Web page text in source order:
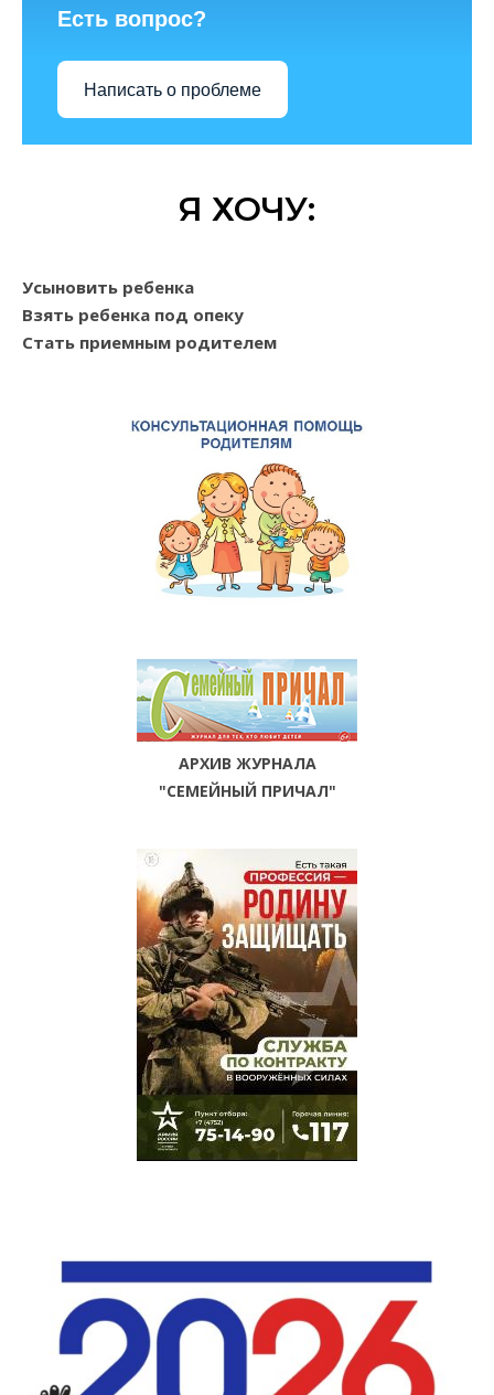
Есть вопрос?
Написать о проблеме
Я ХОЧУ:
Усыновить ребенка
Взять ребенка под опеку
Стать приемным родителем
АРХИВ ЖУРНАЛА
"СЕМЕЙНЫЙ ПРИЧАЛ"